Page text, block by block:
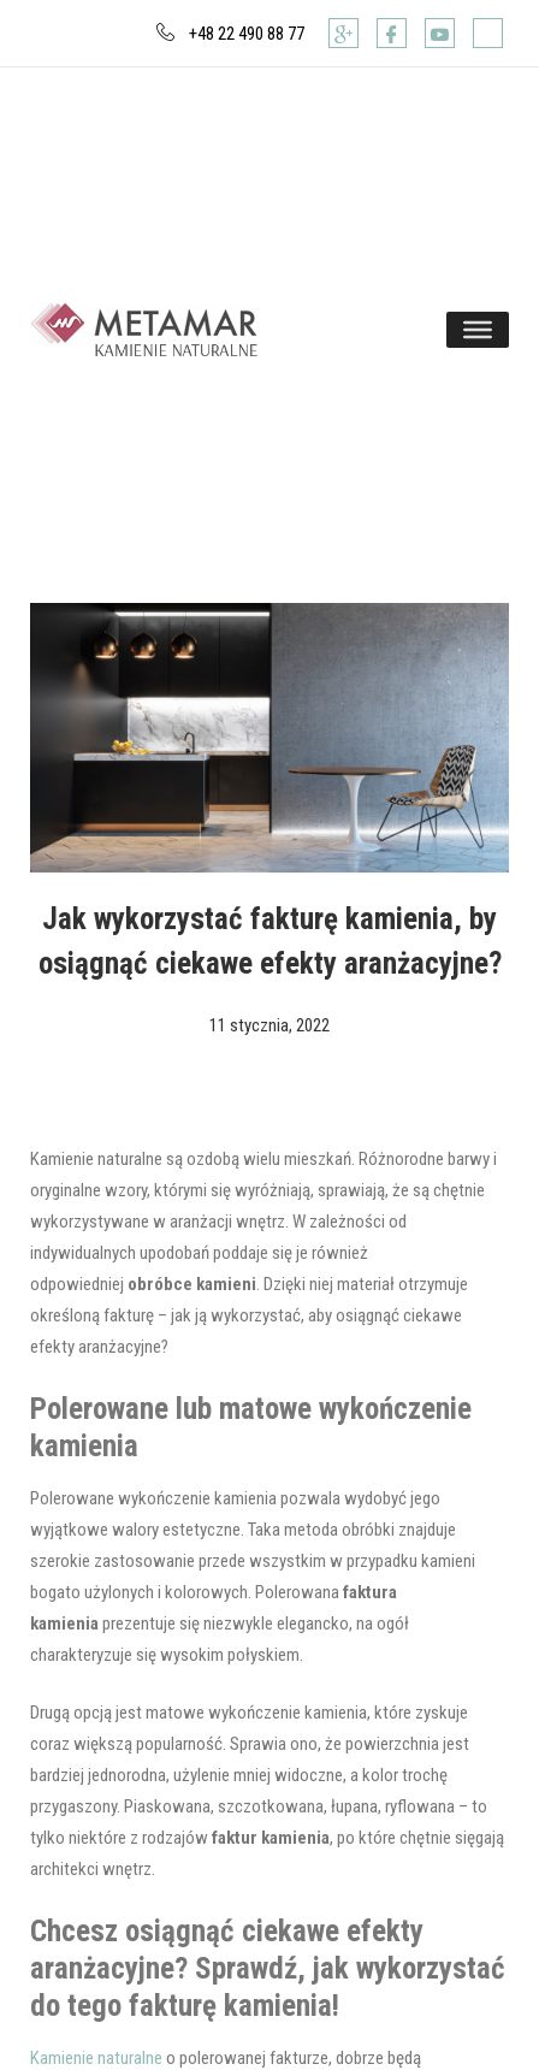
+48 22 490 88 77
Jak wykorzystać fakturę kamienia, by
osiągnąć ciekawe efekty aranżacyjne?
11 stycznia, 2022
Kamienie naturalne są ozdobą wielu mieszkań. Różnorodne barwy i
oryginalne wzory, którymi się wyróżniają, sprawiają, że są chętnie
wykorzystywane w aranżacji wnętrz. W zależności od
indywidualnych upodobań poddaje się je również
odpowiedniej obróbce kamieni. Dzięki niej materiał otrzymuje
określoną fakturę – jak ją wykorzystać, aby osiągnąć ciekawe
efekty aranżacyjne?
Polerowane lub matowe wykończenie
kamienia
Polerowane wykończenie kamienia pozwala wydobyć jego
wyjątkowe walory estetyczne. Taka metoda obróbki znajduje
szerokie zastosowanie przede wszystkim w przypadku kamieni
bogato użylonych i kolorowych. Polerowanafaktura
kamieniaprezentuje się niezwykle elegancko, na ogół
charakteryzuje się wysokim połyskiem.
Drugą opcją jest matowe wykończenie kamienia, które zyskuje
coraz większą popularność. Sprawia ono, że powierzchnia jest
bardziej jednorodna, użylenie mniej widoczne, a kolor trochę
przygaszony. Piaskowana, szczotkowana, łupana, ryflowana – to
tylko niektóre z rodzajów faktur kamienia, po które chętnie sięgają
architekci wnętrz.
Chcesz osiągnąć ciekawe efekty
aranżacyjne? Sprawdź, jak wykorzystać
do tego fakturę kamienia!
Kamienie naturalne o polerowanej fakturze, dobrze będą